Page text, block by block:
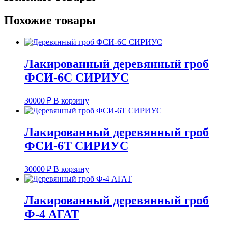
Похожие товары
Лакированный деревянный гроб
ФСИ-6С СИРИУС
30000 ₽ В корзину
Лакированный деревянный гроб
ФСИ-6Т СИРИУС
30000 ₽ В корзину
Лакированный деревянный гроб
Ф-4 АГАТ